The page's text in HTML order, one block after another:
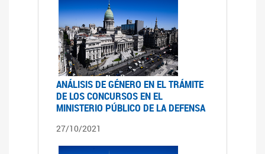
ANÁLISIS DE GÉNERO EN EL TRÁMITE
DE LOS CONCURSOS EN EL
MINISTERIO PÚBLICO DE LA DEFENSA
27/10/2021